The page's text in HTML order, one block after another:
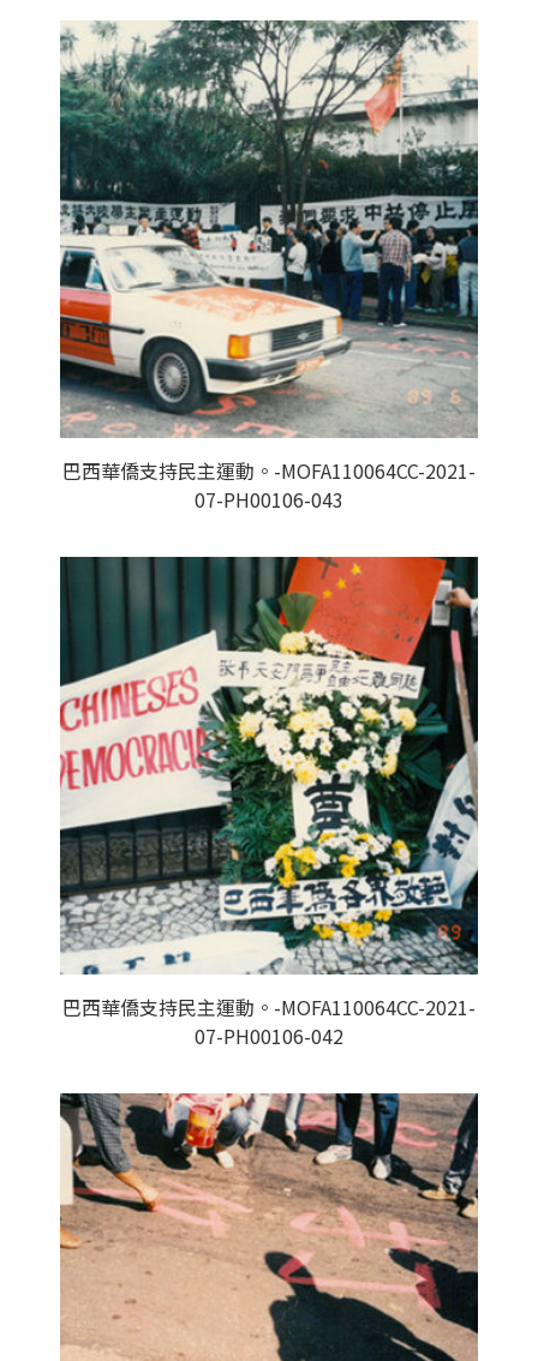
巴西華僑支持民主運動。-MOFA110064CC-2021-
07-PH00106-043
巴西華僑支持民主運動。-MOFA110064CC-2021-
07-PH00106-042